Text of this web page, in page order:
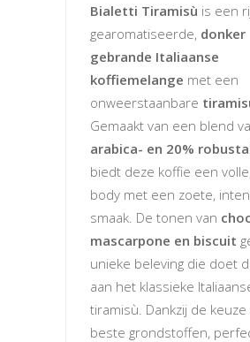
Bialetti Tiramisù is een
gearomatiseerde, donker
gebrande Italiaanse
koffiemelange met een
onweerstaanbare
Gemaakt van een blend
arabica- en 20%
biedt deze koffie een
body met een zoete,
smaak. De tonen van
mascarpone en biscuit
unieke beleving die doet
aan het klassieke
tiramisù. Dankzij de keuze
beste grondstoffen,